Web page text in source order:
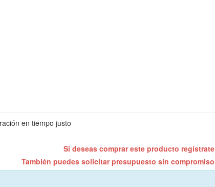
en tiempo justo
Si deseas comprar este producto regístrate
También puedes solicitar presupuesto sin compromiso